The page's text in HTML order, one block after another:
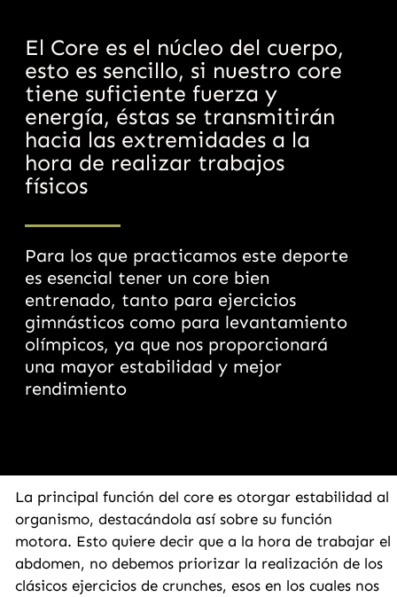
El Core es el núcleo del cuerpo,
esto es sencillo, si nuestro core
tiene suficiente fuerza y
energía, éstas se transmitirán
hacia las extremidades a la
hora de realizar trabajos
físicos
Para los que practicamos este deporte
es esencial tener un core bien
entrenado, tanto para ejercicios
gimnásticos como para levantamiento
olímpicos, ya que nos proporcionará
una mayor estabilidad y mejor
rendimiento
La principal función del core es otorgar estabilidad al
organismo, destacándola así sobre su función
motora. Esto quiere decir que a la hora de trabajar el
abdomen, no debemos priorizar la realización de los
clásicos ejercicios de crunches, esos en los cuales nos